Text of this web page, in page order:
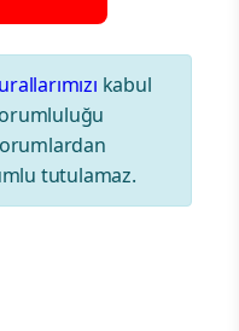
kabul
tutulamaz.